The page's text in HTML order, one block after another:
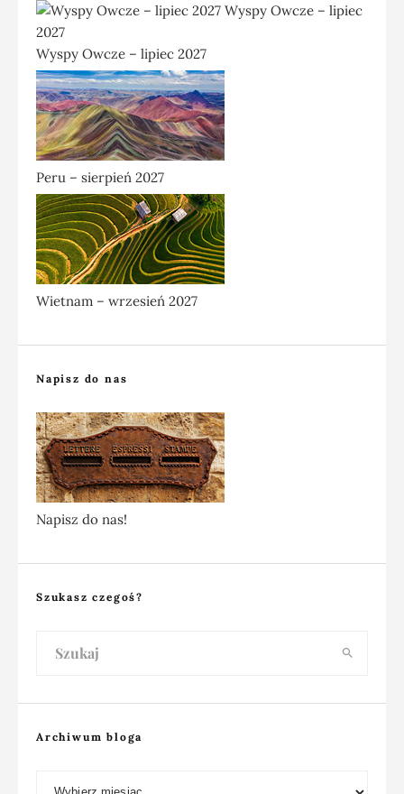
Wyspy Owcze – lipiec 2027
Peru – sierpień 2027
Wietnam – wrzesień 2027
Napisz do nas
Napisz do nas!
Szukasz czegoś?
Archiwum bloga